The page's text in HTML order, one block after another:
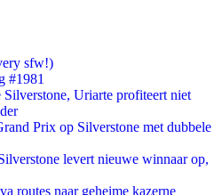
sfw!)
#1981
Uriarte profiteert niet
Prix op Silverstone met dubbele
levert nieuwe winnaar op,
routes naar geheime kazerne